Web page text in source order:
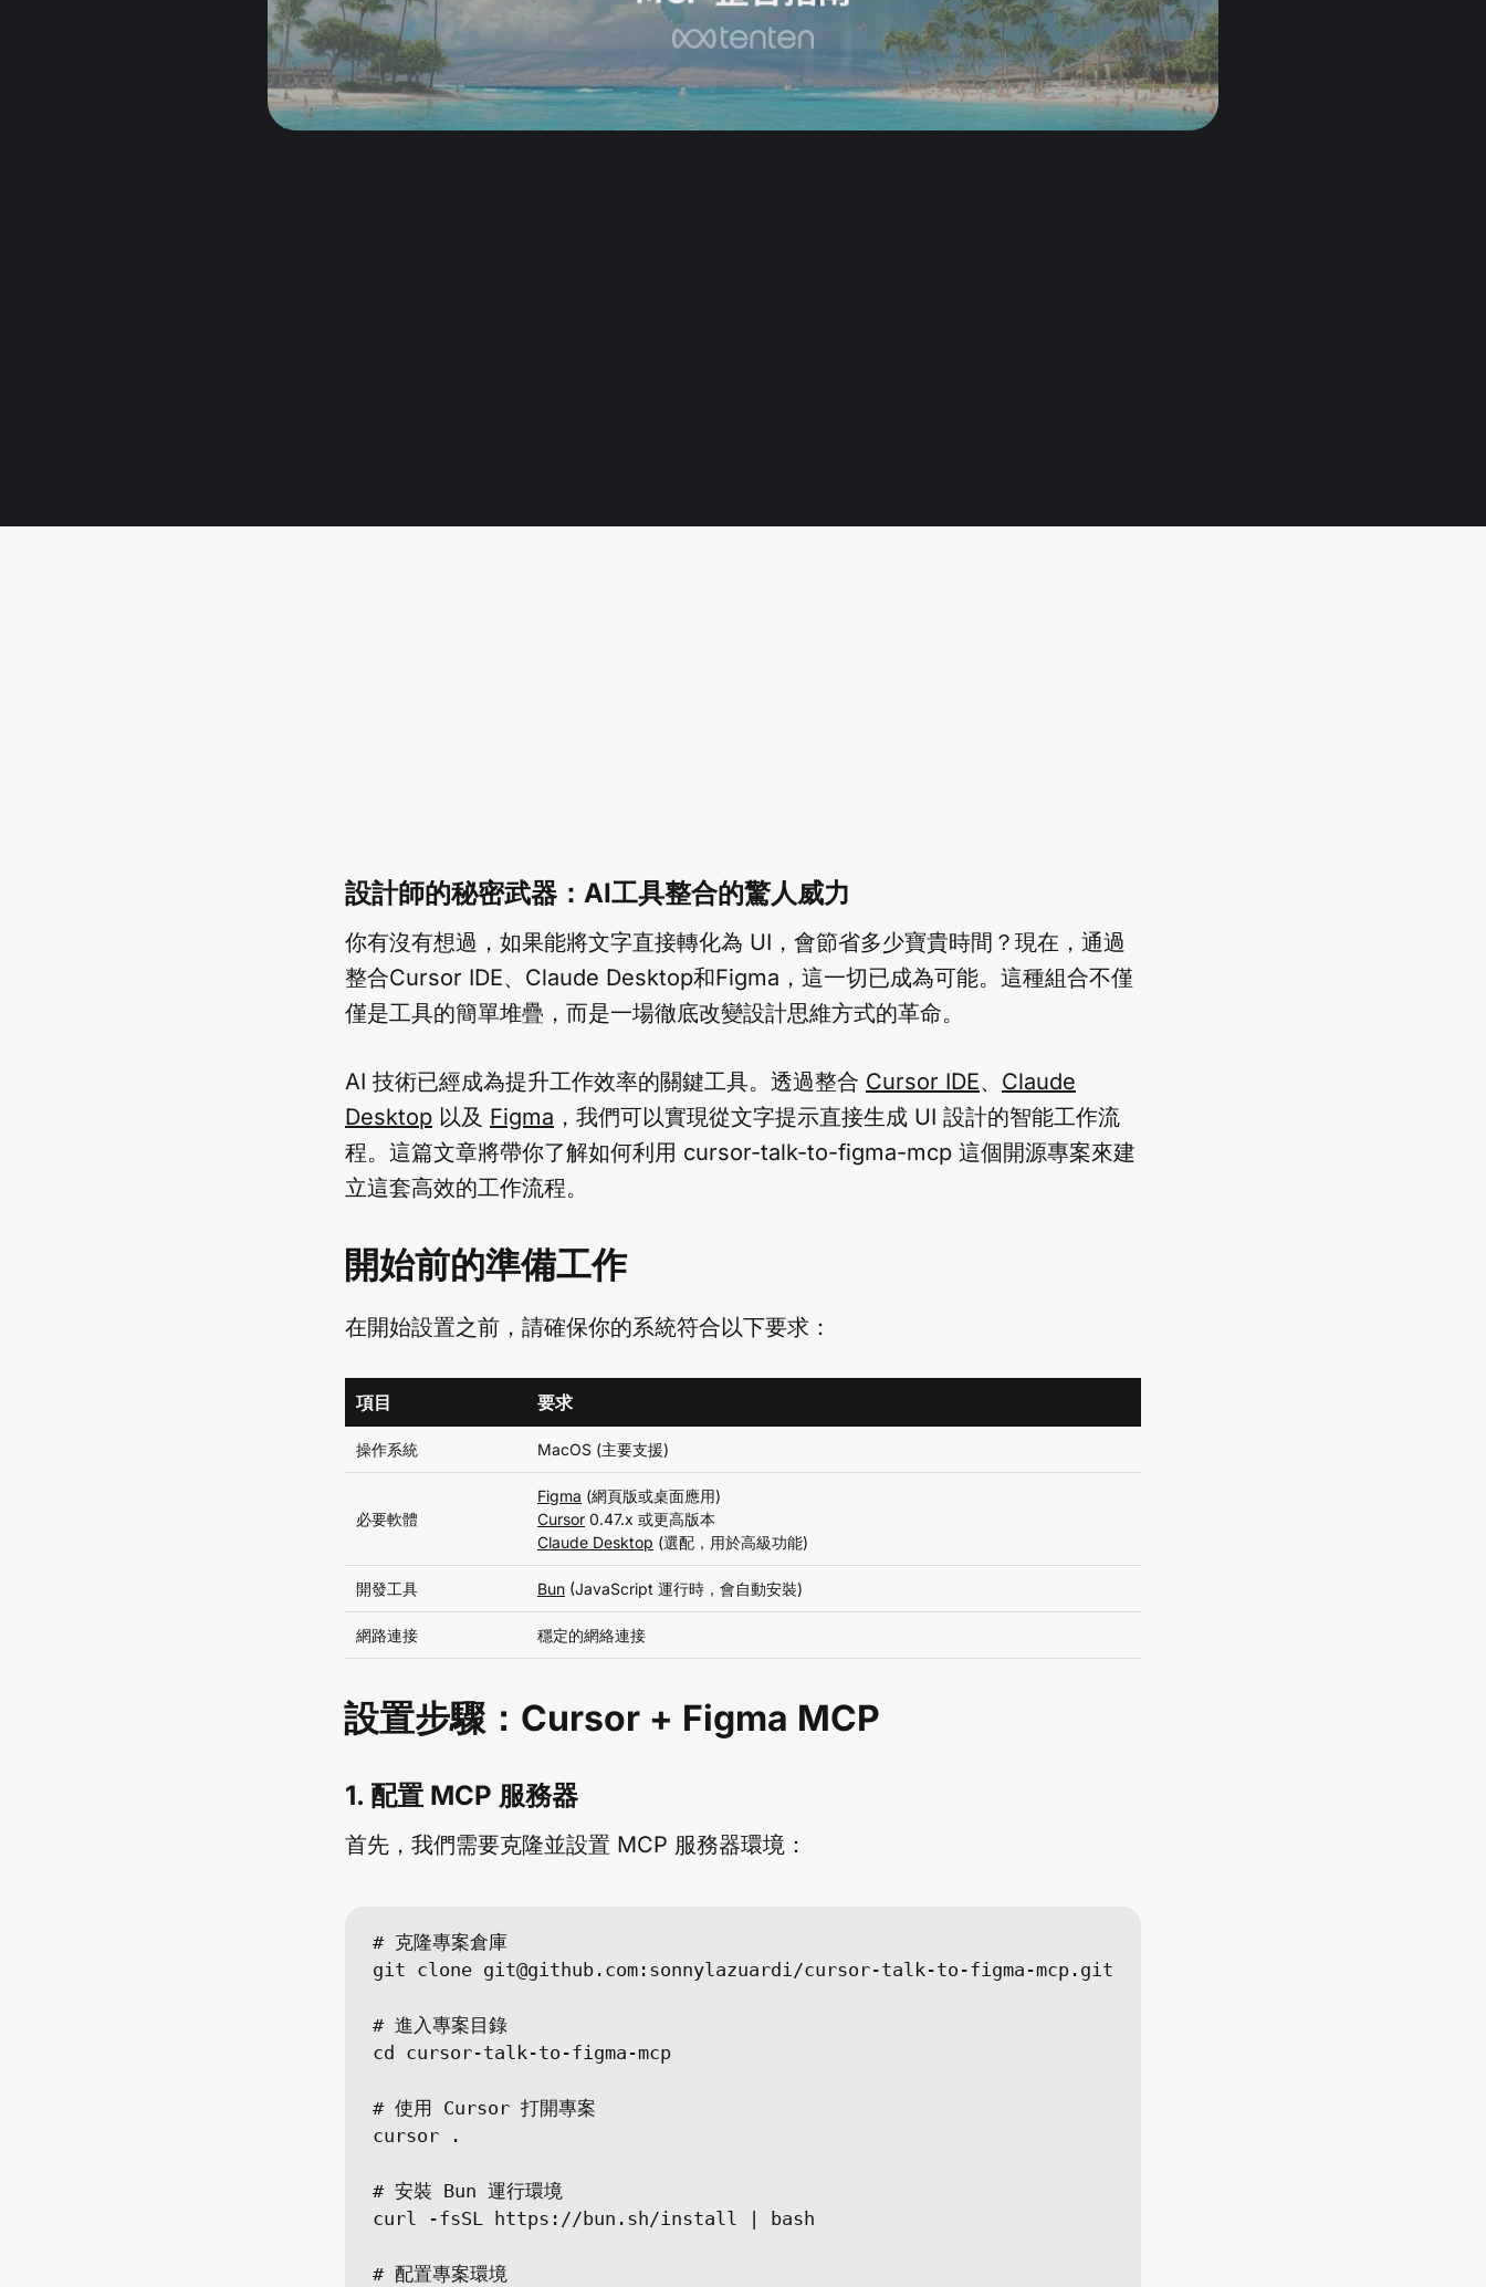
設計師的秘密武器：AI工具整合的驚人威力
你有沒有想過，如果能將文字直接轉化為 UI，會節省多少寶貴時間？現在，通過
整合Cursor IDE、Claude Desktop和Figma，這一切已成為可能。這種組合不僅
僅是工具的簡單堆疊，而是一場徹底改變設計思維方式的革命。
AI 技術已經成為提升工作效率的關鍵工具。透過整合 Cursor IDE、 Claude
Desktop 以及 Figma ，我們可以實現從文字提示直接生成 UI 設計的智能工作流
程。這篇文章將帶你了解如何利用 cursor-talk-to-figma-mcp 這個開源專案來建
立這套高效的工作流程。
開始前的準備工作
在開始設置之前，請確保你的系統符合以下要求：
項目 要求
操作系統 MacOS (主要支援)
必要軟體
Figma (網頁版或桌面應用)
Cursor 0.47.x 或更高版本
Claude Desktop (選配，用於高級功能)
開發工具 Bun (JavaScript 運行時，會自動安裝)
網路連接 穩定的網絡連接
設置步驟：Cursor + Figma MCP
1. 配置 MCP 服務器
首先，我們需要克隆並設置 MCP 服務器環境：
# 克隆專案倉庫
git clone git@github.com :sonnylazuardi/cursor-talk-to-figma-mcp.git
# 進入專案目錄
cd cursor-talk-to-figma-mcp
# 使用 Cursor 打開專案
cursor .
# 安裝 Bun 運行環境
curl -fsSL https://bun.sh/install | bash
# 配置專案環境